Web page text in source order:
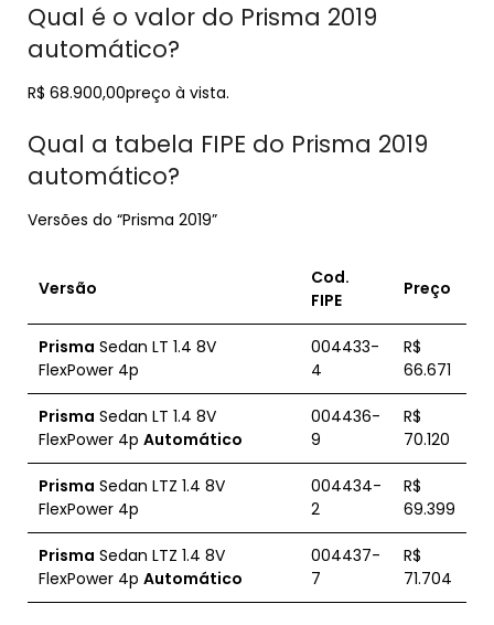
Qual é o valor do Prisma 2019
automático?
R$ 68.900,00preço à vista.
Qual a tabela FIPE do Prisma 2019
automático?
Versões do “Prisma 2019”
Versão
Cod.
FIPE
Preço
Prisma Sedan LT 1.4 8V
FlexPower 4p
004433-
4
R$
66.671
Prisma Sedan LT 1.4 8V
FlexPower 4p Automático
004436-
9
R$
70.120
Prisma Sedan LTZ 1.4 8V
FlexPower 4p
004434-
2
R$
69.399
Prisma Sedan LTZ 1.4 8V
FlexPower 4p Automático
004437-
7
R$
71.704